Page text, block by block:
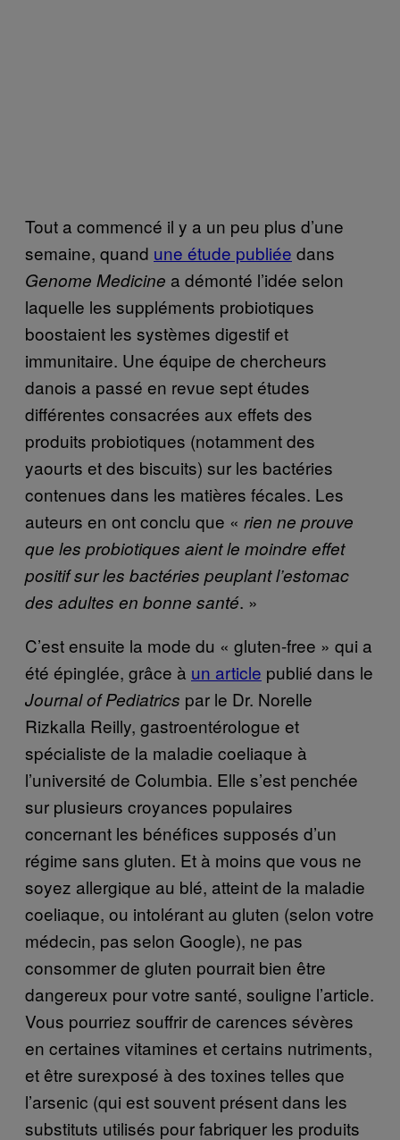
Tout a commencé il y a un peu plus d’une
semaine, quand une étude publiée dans
Genome Medicine a démonté l’idée selon
laquelle les suppléments probiotiques
boostaient les systèmes digestif et
immunitaire. Une équipe de chercheurs
danois a passé en revue sept études
différentes consacrées aux effets des
produits probiotiques (notamment des
yaourts et des biscuits) sur les bactéries
contenues dans les matières fécales. Les
auteurs en ont conclu que « rien ne prouve
que les probiotiques aient le moindre effet
positif sur les bactéries peuplant l’estomac
des adultes en bonne santé. »
C’est ensuite la mode du « gluten-free » qui a
été épinglée, grâce à un article publié dans le
Journal of Pediatrics par le Dr. Norelle
Rizkalla Reilly, gastroentérologue et
spécialiste de la maladie coeliaque à
l’université de Columbia. Elle s’est penchée
sur plusieurs croyances populaires
concernant les bénéfices supposés d’un
régime sans gluten. Et à moins que vous ne
soyez allergique au blé, atteint de la maladie
coeliaque, ou intolérant au gluten (selon votre
médecin, pas selon Google), ne pas
consommer de gluten pourrait bien être
dangereux pour votre santé, souligne l’article.
Vous pourriez souffrir de carences sévères
en certaines vitamines et certains nutriments,
et être surexposé à des toxines telles que
l’arsenic (qui est souvent présent dans les
substituts utilisés pour fabriquer les produits